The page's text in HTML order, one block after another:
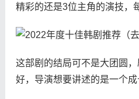
精彩的还是3位主角的演技，
这部剧的结局可不是大团圆
好，导演想要讲述的是一个成